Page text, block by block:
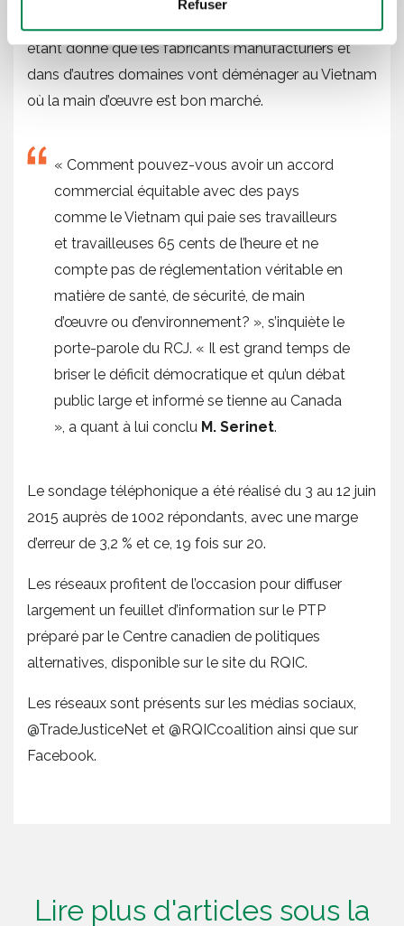
Refuser
étant donné que les fabricants manufacturiers et
dans d’autres domaines vont déménager au Vietnam
où la main d’œuvre est bon marché.
« Comment pouvez-vous avoir un accord
commercial équitable avec des pays
comme le Vietnam qui paie ses travailleurs
et travailleuses 65 cents de l’heure et ne
compte pas de réglementation véritable en
matière de santé, de sécurité, de main
d’œuvre ou d’environnement? », s’inquiète le
porte-parole du RCJ. « Il est grand temps de
briser le déficit démocratique et qu’un débat
public large et informé se tienne au Canada
», a quant à lui conclu M. Serinet.
Le sondage téléphonique a été réalisé du 3 au 12 juin
2015 auprès de 1002 répondants, avec une marge
d’erreur de 3,2 % et ce, 19 fois sur 20.
Les réseaux profitent de l’occasion pour diffuser
largement un feuillet d’information sur le PTP
préparé par le Centre canadien de politiques
alternatives, disponible sur le site du RQIC.
Les réseaux sont présents sur les médias sociaux,
@TradeJusticeNet et @RQICcoalition ainsi que sur
Facebook.
Lire plus d'articles sous la